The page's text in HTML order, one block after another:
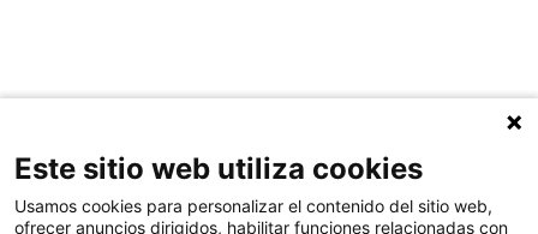
Este sitio web utiliza cookies
Usamos cookies para personalizar el contenido del sitio web,
ofrecer anuncios dirigidos, habilitar funciones relacionadas con